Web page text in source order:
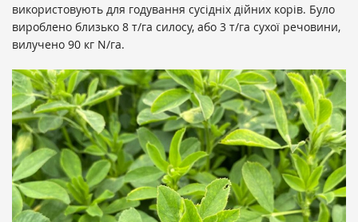
використовують для годування сусідніх дійних корів. Було
вироблено близько 8 т/га силосу, або 3 т/га сухої речовини,
вилучено 90 кг N/га.